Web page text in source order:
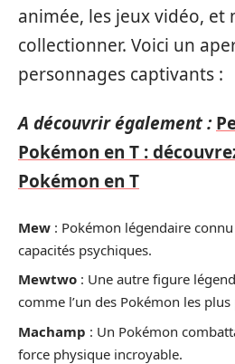
animée, les jeux vidéo, et
collectionner. Voici un
personnages captivants :
A découvrir également :
Pokémon en T :
Pokémon en T
Mew : Pokémon légendaire
capacités psychiques.
Mewtwo : Une autre figure
comme l’un des Pokémon les plus
Machamp : Un Pokémon
force physique incroyable.